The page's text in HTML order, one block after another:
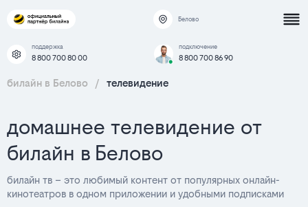
Белово
поддержка
8 800 700 80 00
подключение
8 800 700 86 90
билайн в Белово / телевидение
домашнее телевидение от
билайн в Белово
билайн тв – это любимый контент от популярных онлайн-
кинотеатров в одном приложении и удобными подписками